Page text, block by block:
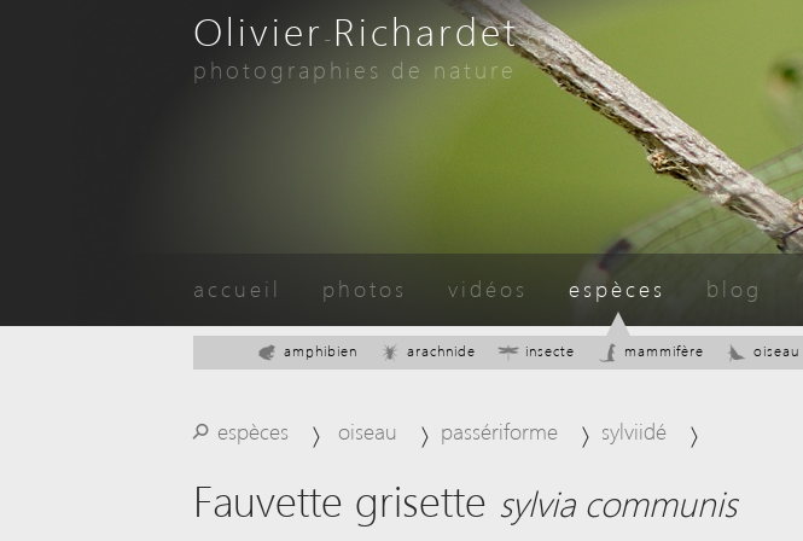
Olivier-Richardet.com
photographies de nature
accueil photos vidéos espèces blog
amphibien arachnide insecte mammifère oiseau
espèces
⚲ oiseau passériforme sylviidé
Fauvette grisette sylvia communis